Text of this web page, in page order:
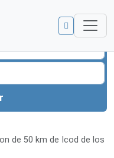
de 50 km de Icod de los